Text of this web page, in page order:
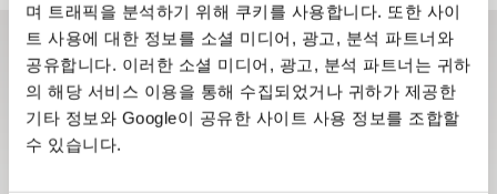
며 트래픽을 분석하기 위해 쿠키를 사용합니다. 또한 사이
트 사용에 대한 정보를 소셜 미디어, 광고, 분석 파트너와
공유합니다. 이러한 소셜 미디어, 광고, 분석 파트너는 귀하
의 해당 서비스 이용을 통해 수집되었거나 귀하가 제공한
기타 정보와 Google이 공유한 사이트 사용 정보를 조합할
수 있습니다.
뉴스레터 구독하기
뉴스레터를 통해 브레게 하우스의 최신 소식과 신제품 정